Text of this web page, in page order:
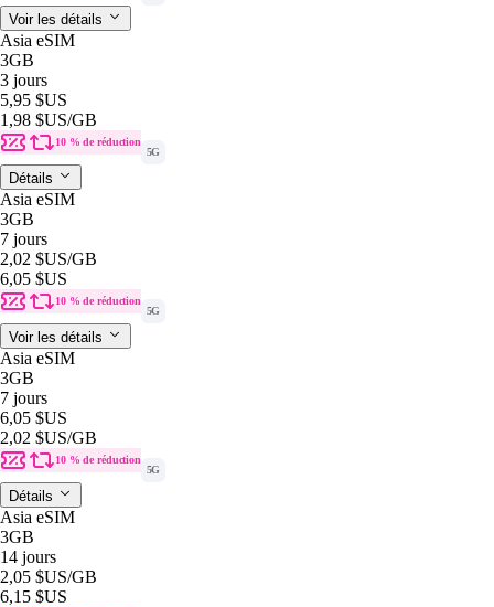
Voir les détails
Asia eSIM
3GB
3 jours
5,95 $US
1,98 $US/GB
10 % de réduction
5G
Détails
Asia eSIM
3GB
7 jours
2,02 $US/GB
6,05 $US
10 % de réduction
5G
Voir les détails
Asia eSIM
3GB
7 jours
6,05 $US
2,02 $US/GB
10 % de réduction
5G
Détails
Asia eSIM
3GB
14 jours
2,05 $US/GB
6,15 $US